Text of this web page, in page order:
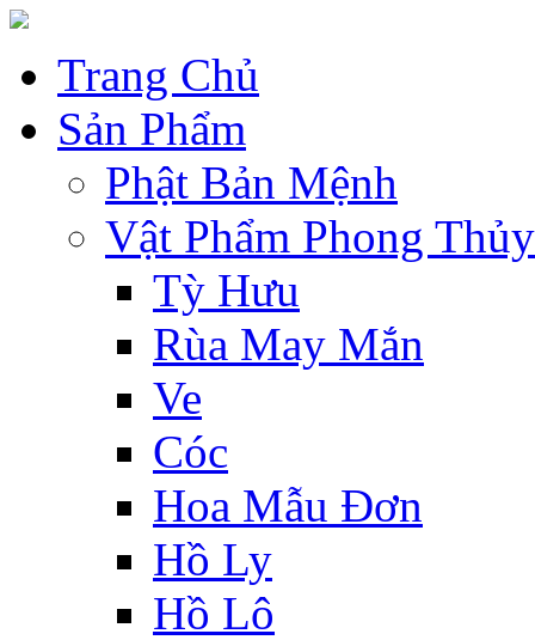
Trang Chủ
Sản Phẩm
Phật Bản Mệnh
Vật Phẩm Phong Thủy
Tỳ Hưu
Rùa May Mắn
Ve
Cóc
Hoa Mẫu Đơn
Hồ Ly
Hồ Lô